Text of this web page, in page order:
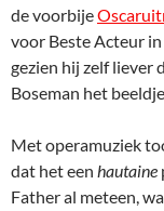
de voorbije
voor Beste Acteur
gezien hij zelf liever
Boseman het
Met operamuziek
dat het een hautaine
Father al meteen,